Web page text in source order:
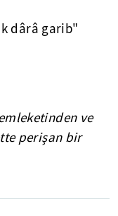
dârâ garib"
ve
perişan bir